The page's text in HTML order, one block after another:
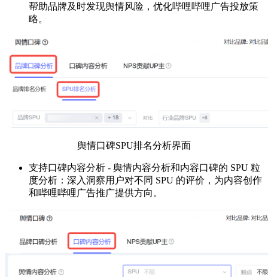
帮助品牌及时发现舆情风险，优化哔哩哔哩广告投放策
略。
舆情口碑SPU排名分析界面
支持口碑内容分析 - 舆情内容分析和内容口碑的 SPU 粒
度分析：深入洞察用户对不同 SPU 的评价，为内容创作
和哔哩哔哩广告推广提供方向。